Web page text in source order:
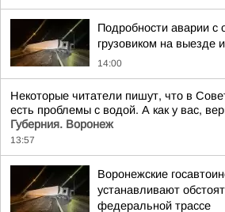
Подробности аварии с
грузовиком на выезде
14:00
Некоторые читатели пишут, что в
есть проблемы с водой. А как у вас,
Губерния. Воронеж
13:57
Воронежские
устанавливают
федеральной трассе